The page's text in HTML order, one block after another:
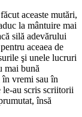
aceaste mutări,
la mântuire mai
silă adevărului
aceaea de
şi unele lucruri
mai bună
în vremi sau în
le-au scris scriitorii
însă